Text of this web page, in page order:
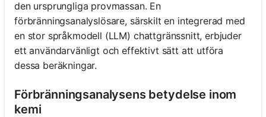
den ursprungliga provmassan. En
förbränningsanalyslösare, särskilt en integrerad med
en stor språkmodell (LLM) chattgränssnitt, erbjuder
ett användarvänligt och effektivt sätt att utföra
dessa beräkningar.
Förbränningsanalysens betydelse inom
kemi